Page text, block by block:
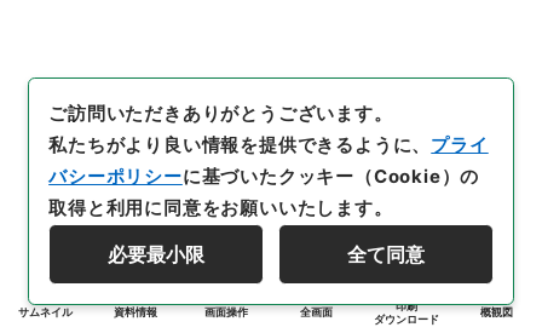
サムネイル 資料情報 画面操作 全画面
印刷
ダウンロード
概観図
ご訪問いただきありがとうございます。
私たちがより良い情報を提供できるように、 プライ
バシーポリシーに基づいたクッキー（Cookie）の
取得と利用に同意をお願いいたします。
必要最小限 全て同意